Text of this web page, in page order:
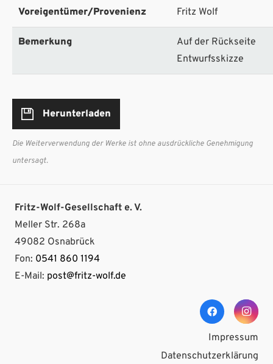
Voreigentümer/Provenienz Fritz Wolf
Bemerkung
Auf der Rückseite
Entwurfsskizze
Herunterladen
Die Weiterverwendung der Werke ist ohne ausdrückliche Genehmigung
untersagt.
Fritz-Wolf-Gesellschaft e. V.
Meller Str. 268a
49082 Osnabrück
Fon: 0541 860 1194
E-Mail: post@fritz-wolf.de
Impressum
Datenschutzerklärung